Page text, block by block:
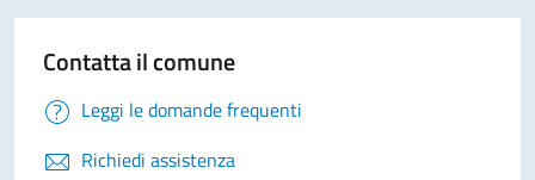
Contatta il comune
Leggi le domande frequenti
Richiedi assistenza